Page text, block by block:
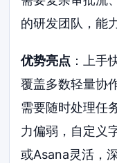
的研发团队，能
优势亮点 ：上手
覆盖多数轻量协
需要随时处理任
力偏弱，自定义
或Asana灵活，